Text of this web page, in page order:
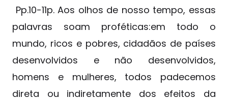
Pp.10-11p. Aos olhos de nosso tempo, essas
palavras soam proféticas:em todo o
mundo, ricos e pobres, cidadãos de países
desenvolvidos e não desenvolvidos,
homens e mulheres, todos padecemos
direta ou indiretamente dos efeitos da